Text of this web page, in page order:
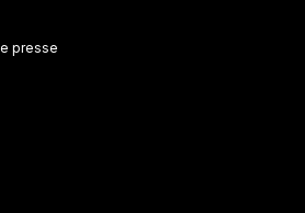
presse